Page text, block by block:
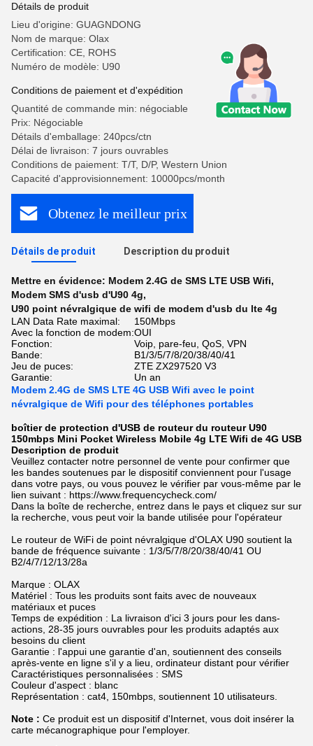
Détails de produit
Lieu d'origine: GUAGNDONG
Nom de marque: Olax
Certification: CE, ROHS
Numéro de modèle: U90
Conditions de paiement et d'expédition
Quantité de commande min: négociable
Prix: Négociable
Détails d'emballage: 240pcs/ctn
Délai de livraison: 7 jours ouvrables
Conditions de paiement: T/T, D/P, Western Union
Capacité d'approvisionnement: 10000pcs/month
Obtenez le meilleur prix
Détails de produit Description du produit
Mettre en évidence: Modem 2.4G de SMS LTE USB Wifi,
Modem SMS d'usb d'U90 4g,
U90 point névralgique de wifi de modem d'usb du lte 4g
LAN Data Rate maximal:
150Mbps
Avec la fonction de modem:OUI
Fonction:
Voip, pare-feu, QoS, VPN
Bande:
B1/3/5/7/8/20/38/40/41
Jeu de puces:
ZTE ZX297520 V3
Garantie:
Un an
Modem 2.4G de SMS LTE 4G USB Wifi avec le point
névralgique de Wifi pour des téléphones portables
boîtier de protection d'USB de routeur du routeur U90
150mbps Mini Pocket Wireless Mobile 4g LTE Wifi de 4G USB
Description de produit
Veuillez contacter notre personnel de vente pour confirmer que
les bandes soutenues par le dispositif conviennent pour l'usage
dans votre pays, ou vous pouvez le vérifier par vous-même par le
lien suivant : https://www.frequencycheck.com/
Dans la boîte de recherche, entrez dans le pays et cliquez sur sur
la recherche, vous peut voir la bande utilisée pour l'opérateur
Le routeur de WiFi de point névralgique d'OLAX U90 soutient la
bande de fréquence suivante : 1/3/5/7/8/20/38/40/41 OU
B2/4/7/12/13/28a
Marque : OLAX
Matériel : Tous les produits sont faits avec de nouveaux
matériaux et puces
Temps de expédition : La livraison d'ici 3 jours pour les dans-
actions, 28-35 jours ouvrables pour les produits adaptés aux
besoins du client
Garantie : l'appui une garantie d'an, soutiennent des conseils
après-vente en ligne s'il y a lieu, ordinateur distant pour vérifier
Caractéristiques personnalisées : SMS
Couleur d'aspect : blanc
Représentation : cat4, 150mbps, soutiennent 10 utilisateurs.
Note : Ce produit est un dispositif d'Internet, vous doit insérer la
carte mécanographique pour l'employer.